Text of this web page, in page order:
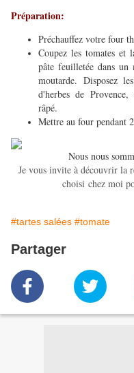
Préparation:
Préchauffez votre four
Coupez les tomates et
pâte feuilletée dans
moutarde. Disposez
d'herbes de
râpé.
Mettre au four pendant
Nous nous
Je vous invite à découvrir la
choisi chez moi
#tartes salées #tomate
Partager